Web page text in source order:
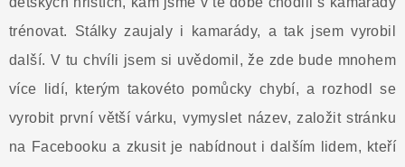
trénovat. Stálky zaujaly i kamarády, a tak jsem vyrobil
další. V tu chvíli jsem si uvědomil, že zde bude mnohem
více lidí, kterým takovéto pomůcky chybí, a rozhodl se
vyrobit první větší várku, vymyslet název, založit stránku
na Facebooku a zkusit je nabídnout i dalším lidem, kteří